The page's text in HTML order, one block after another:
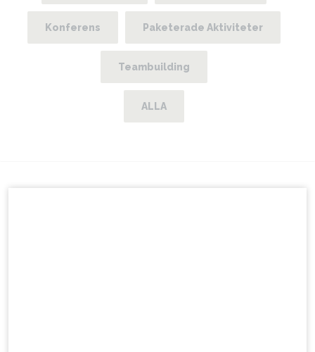
Konferens Paketerade Aktiviteter
Teambuilding
ALLA